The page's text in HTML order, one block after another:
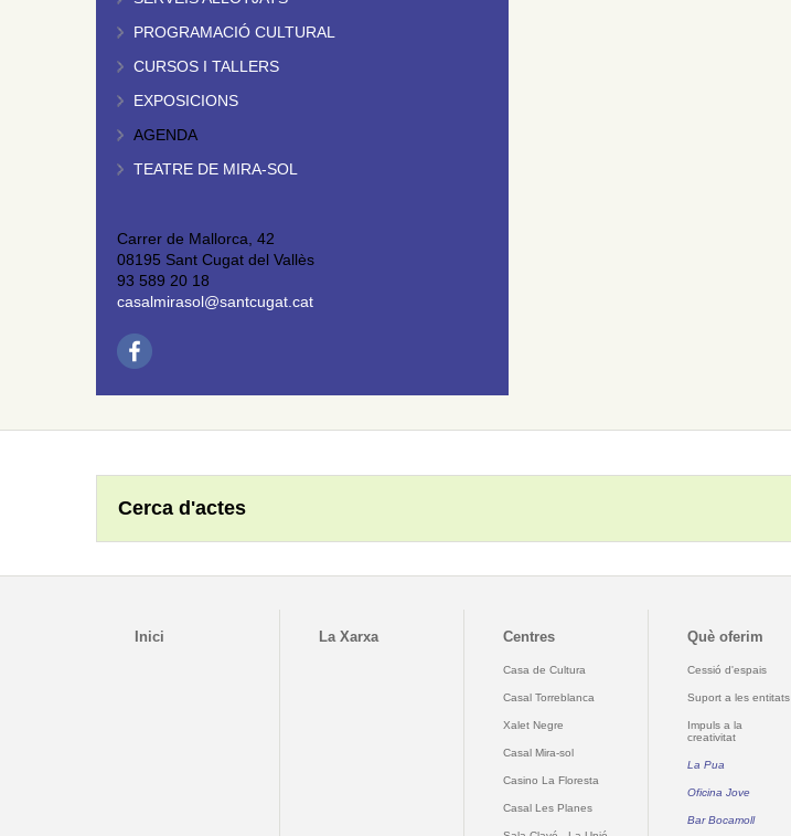
PROGRAMACIÓ CULTURAL
CURSOS I TALLERS
EXPOSICIONS
AGENDA
TEATRE DE MIRA-SOL
Carrer de Mallorca, 42
08195 Sant Cugat del Vallès
93 589 20 18
casalmirasol@santcugat.cat
Cerca d'actes
Inici La Xarxa Centres
Casa de Cultura
Casal Torreblanca
Xalet Negre
Casal Mira-sol
Casino La Floresta
Casal Les Planes
Què oferim
Cessió d'espais
Suport a les entitats
Impuls a la
creativitat
La Pua
Oficina Jove
Bar Bocamoll